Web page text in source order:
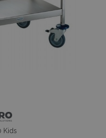
Kids